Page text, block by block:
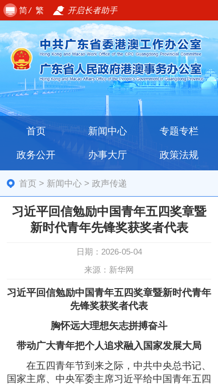
简/ 繁 开启长者助手
首页 新闻中心 专题专栏
政务公开 办事大厅 政策法规
首页 > 新闻中心 >政声传递
习近平回信勉励中国青年五四奖章暨
新时代青年先锋奖获奖者代表
日期：2026-05-04
来源：新华网
习近平回信勉励中国青年五四奖章暨新时代青年
先锋奖获奖者代表
胸怀远大理想矢志拼搏奋斗
带动广大青年把个人追求融入国家发展大局
在五四青年节到来之际，中共中央总书记、
国家主席、中央军委主席习近平给中国青年五四